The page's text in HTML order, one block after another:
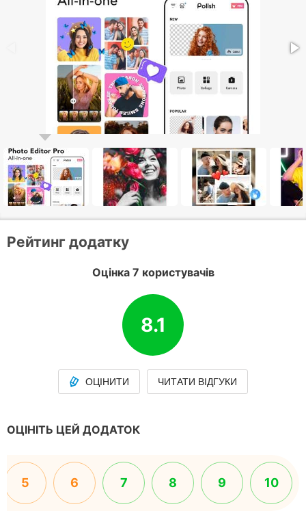
Рейтинг додатку
Оцінка 7 користувачів
8.1
ОЦІНИТИ ЧИТАТИ ВІДГУКИ
ОЦІНІТЬ ЦЕЙ ДОДАТОК
5 6 7 8 9 10